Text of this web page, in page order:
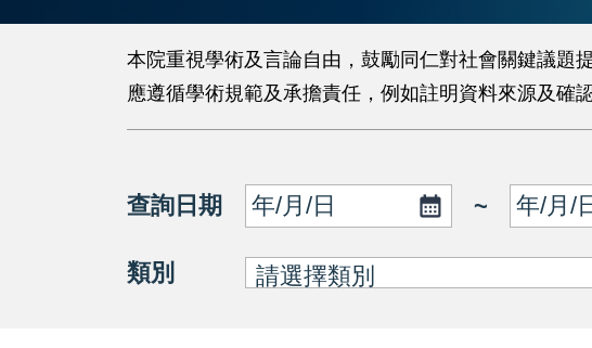
本院重視學術及言論自由，鼓勵同仁對社會關鍵議題
應遵循學術規範及承擔責任，例如註明資料來源及確
查詢日期 ~
類別